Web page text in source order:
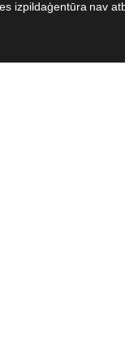
izpildaģentūra nav